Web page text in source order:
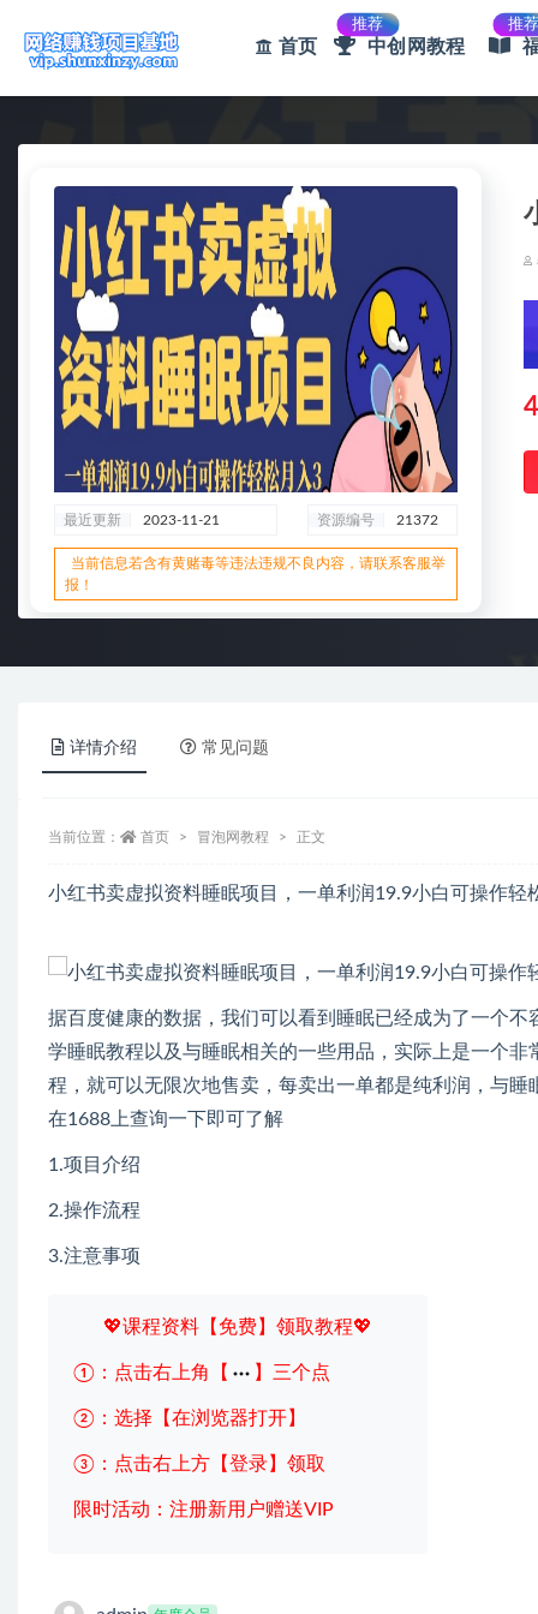
首页
推荐
中创网教程
推荐
最近更新 2023-11-21 资源编号 21372
当前信息若含有黄赌毒等违法违规不良内容，请联系客服举
报！
详情介绍 常见问题
当前位置： 首页 冒泡网教程 正文
小红书卖虚拟资料睡眠项目，一单利润19.9小白可操作轻
据百度健康的数据，我们可以看到睡眠已经成为了一个
学睡眠教程以及与睡眠相关的一些用品，实际上是一个
程，就可以无限次地售卖，每卖出一单都是纯利润，与
在1688上查询一下即可了解
1.项目介绍
2.操作流程
3.注意事项
💖课程资料【免费】领取教程💖
①：点击右上角【 】三个点
②：选择【在浏览器打开】
③：点击右上方【登录】领取
限时活动：注册新用户赠送VIP